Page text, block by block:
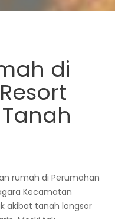
di
rumah di Perumahan
Kecamatan
akibat tanah longsor